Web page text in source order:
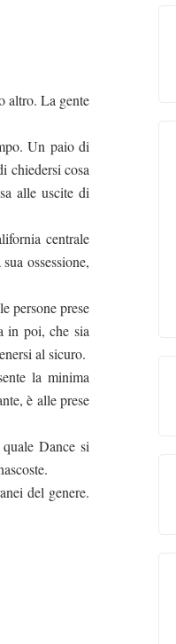
altro. La gente
Un paio di
chiedersi cosa
alle uscite di
centrale
ossessione,
persone prese
in poi, che sia
al sicuro.
la minima
è alle prese
Dance si
del genere.